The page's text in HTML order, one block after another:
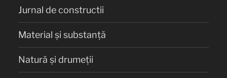
Jurnal de constructii
Material și substanță
Natură și drumeții